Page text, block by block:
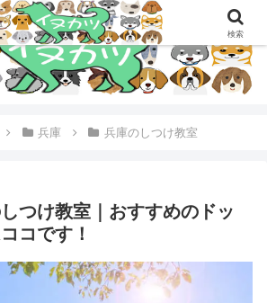
兵庫 兵庫のしつけ教室
つけ教室｜おすすめのドッ
コです！
検索